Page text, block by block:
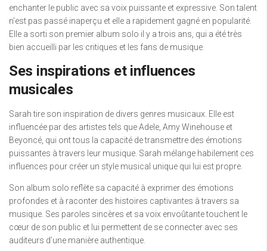
enchanter le public avec sa voix puissante et expressive. Son talent
n’est pas passé inaperçu et elle a rapidement gagné en popularité.
Elle a sorti son premier album solo il y a trois ans, qui a été très
bien accueilli par les critiques et les fans de musique.
Ses inspirations et influences
musicales
Sarah tire son inspiration de divers genres musicaux. Elle est
influencée par des artistes tels que Adele, Amy Winehouse et
Beyoncé, qui ont tous la capacité de transmettre des émotions
puissantes à travers leur musique. Sarah mélange habilement ces
influences pour créer un style musical unique qui lui est propre.
Son album solo reflète sa capacité à exprimer des émotions
profondes et à raconter des histoires captivantes à travers sa
musique. Ses paroles sincères et sa voix envoûtante touchent le
cœur de son public et lui permettent de se connecter avec ses
auditeurs d’une manière authentique.